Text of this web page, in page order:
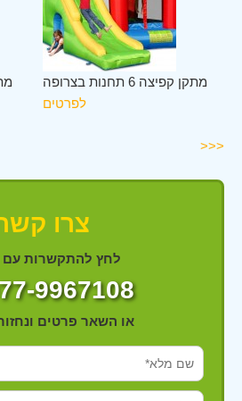
מתקן קפיצה 6 תחנות בצרופה
לפרטים
<<<
צרו
לחץ להתקשרות עם
9967108
או השאר פרטים